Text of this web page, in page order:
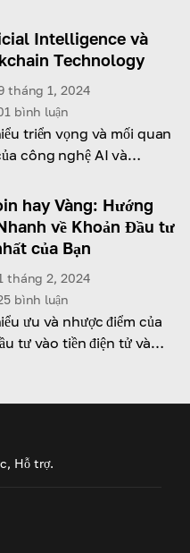
ra sao trong bài viết
Intelligence và
Technology
tháng 1, 2024
bình luận
triển vọng và mối quan
công nghệ AI và
hay Vàng: Hướng
về Khoản Đầu tư
của Bạn
tháng 2, 2024
bình luận
ưu và nhược điểm của
tư vào tiền điện tử và
Hỗ trợ.